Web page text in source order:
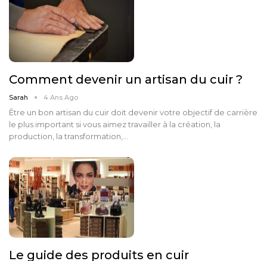
Comment devenir un artisan du cuir ?
Sarah 4 Ans Ago
Être un bon artisan du cuir doit devenir votre objectif de carrière
le plus important si vous aimez travailler à la création, la
production, la transformation,…
Le guide des produits en cuir